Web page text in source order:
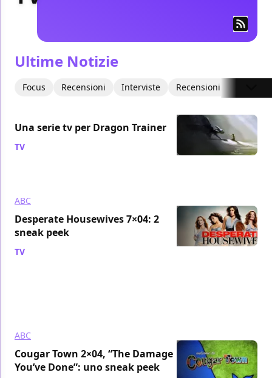
Ultime Notizie
Focus Recensioni Interviste Recensioni Video
Una serie tv per Dragon Trainer
TV
ABC
Desperate Housewives 7×04: 2
sneak peek
TV
ABC
Cougar Town 2×04, “The Damage
You’ve Done”: uno sneak peek